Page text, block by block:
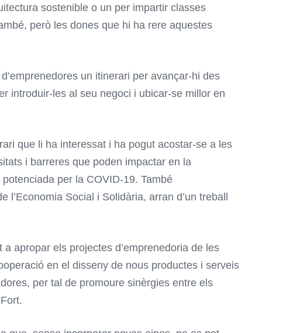
sostenible o un per impartir classes
però les dones que hi ha rere aquestes
un itinerari per avançar-hi des
introduir-les al seu negoci i ubicar-se millor en
que li ha interessat i ha pogut acostar-se a les
i barreres que poden impactar en la
per la COVID-19. També
l’Economia Social i Solidària, arran d’un treball
apropar els projectes d’emprenedoria de les
en el disseny de nous productes i serveis
per tal de promoure sinèrgies entre els